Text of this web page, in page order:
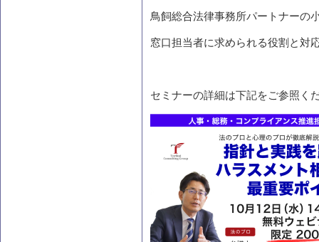
鳥飼総合法律事務所パートナーの
窓口担当者に求められる役割と対
セミナーの詳細は下記をご参照く